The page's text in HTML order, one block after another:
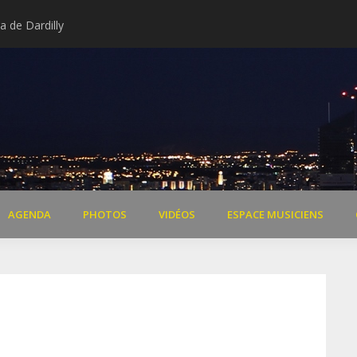
de Dardilly
AGENDA PHOTOS VIDÉOS ESPACE MUSICIENS